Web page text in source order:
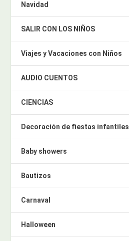
Navidad
SALIR CON LOS NIÑOS
Viajes y Vacaciones con Niños
AUDIO CUENTOS
CIENCIAS
Decoración de fiestas infantiles
Baby showers
Bautizos
Carnaval
Halloween